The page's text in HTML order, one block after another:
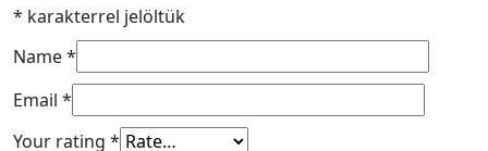
* karakterrel jelöltük
Name*
Email *
Your rating *